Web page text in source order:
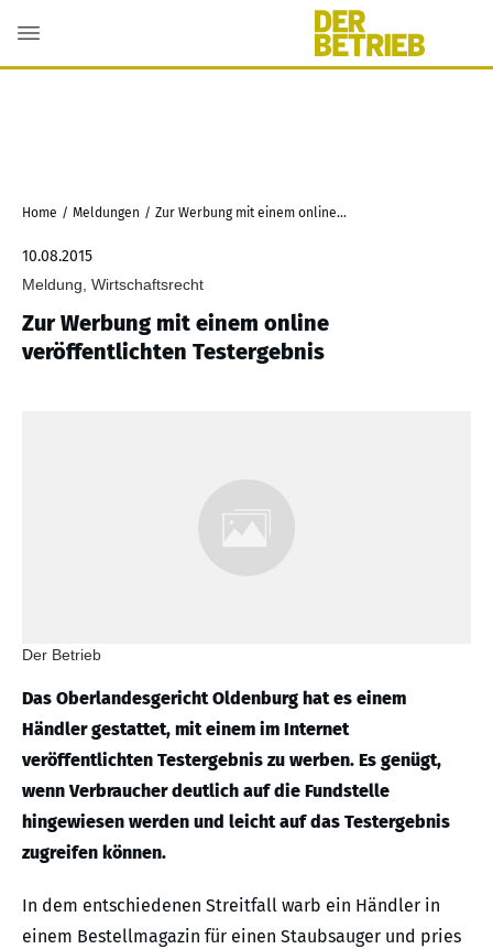
Home / Meldungen / Zur Werbung mit einem online veröffentlichten Testergebnis
10.08.2015
Meldung, Wirtschaftsrecht
Zur Werbung mit einem online
veröffentlichten Testergebnis
Der Betrieb
Das Oberlandesgericht Oldenburg hat es einem
Händler gestattet, mit einem im Internet
veröffentlichten Testergebnis zu werben. Es genügt,
wenn Verbraucher deutlich auf die Fundstelle
hingewiesen werden und leicht auf das Testergebnis
zugreifen können.
In dem entschiedenen Streitfall warb ein Händler in
einem Bestellmagazin für einen Staubsauger und pries